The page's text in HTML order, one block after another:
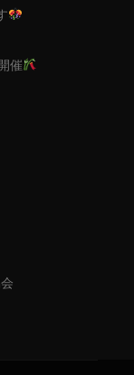
催